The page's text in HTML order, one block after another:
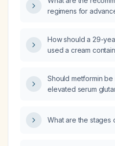
regimens for
second‑line options?
How should a 29-
used a cream
discontinue the
appropriate
Should metformin
elevated serum
What are the stages